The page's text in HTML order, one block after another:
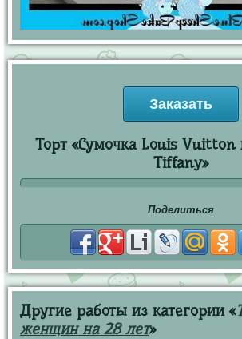
Заказать
Торт «Сумочка Louis Vuitton
Tiffany»
Поделиться
Другие работы из категории «
женщин на 28 лет»